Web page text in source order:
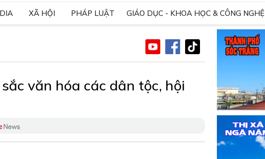
XÃ HỘI PHÁP LUẬT GIÁO DỤC - KHOA HỌC & CÔNG NGHỆ
văn hóa các dân tộc, hội